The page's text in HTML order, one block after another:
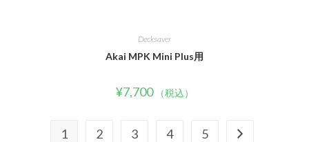
Decksaver
Akai MPK Mini Plus用
¥7,700 （税込）
1 2 3 4 5